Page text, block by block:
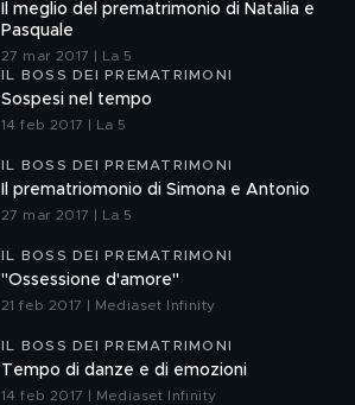
Il meglio del prematrimonio di Natalia e
Pasquale
27 mar 2017 | La 5
IL BOSS DEI PREMATRIMONI
Sospesi nel tempo
14 feb 2017 | La 5
IL BOSS DEI PREMATRIMONI
Il prematriomonio di Simona e Antonio
27 mar 2017 | La 5
IL BOSS DEI PREMATRIMONI
"Ossessione d'amore"
21 feb 2017 | Mediaset Infinity
IL BOSS DEI PREMATRIMONI
Tempo di danze e di emozioni
14 feb 2017 | Mediaset Infinity